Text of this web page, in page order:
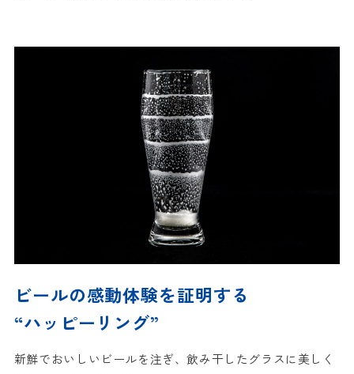
ビールの感動体験を証明する
“ハッピーリング”
新鮮でおいしいビールを注ぎ、飲み干したグラスに美しく